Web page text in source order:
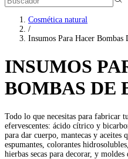
Cosmética natural
/
Insumos Para Hacer Bombas
INSUMOS
BOMBAS DE
Todo lo que necesitas para fabricar
efervescentes: ácido cítrico y
para dar cuerpo, mantecas y aceites
espumantes, colorantes
hierbas secas para decorar, y moldes